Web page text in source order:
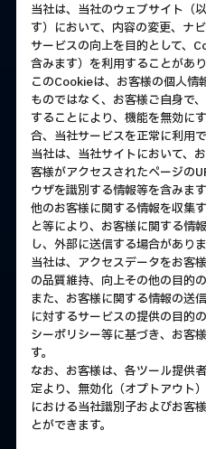
当社は、当社のウェブサイト（
す）において、内容の変更、ナ
サービスの向上を目的として、
含みます）を利用することがあり
このCookieは、お客様の個人情
ものではなく、お客様ご自身で
することにより、機能を無効に
合、当社サービスを正常に利用
当社は、当社サイトにおいて、
客様がアクセスされたページの
ウザを識別する情報等を含みま
他のお客様に関する情報を収集
と等により、お客様に関する情
し、外部に送信する場合がありま
当社は、アクセスデータをお客
の品質維持、向上その他の目的
また、お客様に関する情報の送
に対するサービスの提供の目的
シーポリシー等に基づき、お客
す。
なお、お客様は、各ツール提供
定より、無効化（オプトアウト
における当社識別子およびお客
とができます。